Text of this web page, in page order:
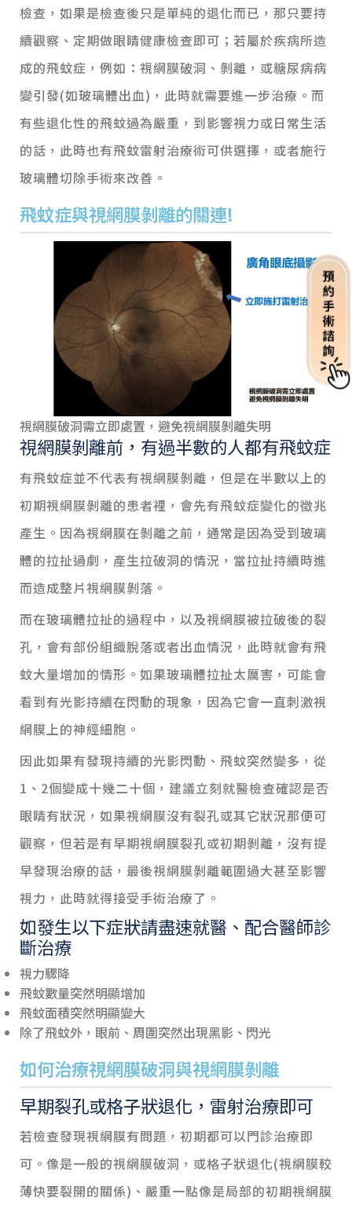
檢查，如果是檢查後只是單純的退化而已，那只要持
續觀察、定期做眼睛健康檢查即可；若屬於疾病所造
成的飛蚊症，例如：視網膜破洞、剝離，或糖尿病病
變引發(如玻璃體出血)，此時就需要進一步治療。而
有些退化性的飛蚊過為嚴重，到影響視力或日常生活
的話，此時也有飛蚊雷射治療術可供選擇，或者施行
玻璃體切除手術來改善。
飛蚊症與視網膜剝離的關連!
視網膜破洞需立即處置，避免視網膜剝離失明
視網膜剝離前，有過半數的人都有飛蚊症
有飛蚊症並不代表有視網膜剝離，但是在半數以上的
初期視網膜剝離的患者裡，會先有飛蚊症變化的徵兆
產生。因為視網膜在剝離之前，通常是因為受到玻璃
體的拉扯過劇，產生拉破洞的情況，當拉扯持續時進
而造成整片視網膜剝落。
而在玻璃體拉扯的過程中，以及視網膜被拉破後的裂
孔，會有部份組織脫落或者出血情況，此時就會有飛
蚊大量增加的情形。如果玻璃體拉扯太厲害，可能會
看到有光影持續在閃動的現象，因為它會一直刺激視
網膜上的神經細胞。
因此如果有發現持續的光影閃動、飛蚊突然變多，從
1、2個變成十幾二十個，建議立刻就醫檢查確認是否
眼睛有狀況，如果視網膜沒有裂孔或其它狀況那便可
觀察，但若是有早期視網膜裂孔或初期剝離，沒有提
早發現治療的話，最後視網膜剝離範圍過大甚至影響
視力，此時就得接受手術治療了。
如發生以下症狀請盡速就醫、配合醫師診
斷治療
視力驟降
飛蚊數量突然明顯增加
飛蚊面積突然明顯變大
除了飛蚊外，眼前、周圍突然出現黑影、閃光
如何治療視網膜破洞與視網膜剝離
早期裂孔或格子狀退化，雷射治療即可
若檢查發現視網膜有問題，初期都可以門診治療即
可。像是一般的視網膜破洞，或格子狀退化(視網膜較
薄快要裂開的關係)、嚴重一點像是局部的初期視網膜